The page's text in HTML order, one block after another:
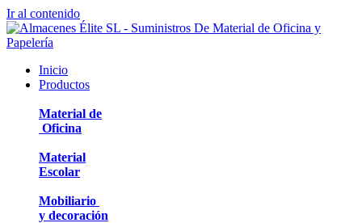
Ir al contenido
Inicio
Productos
Material de
Oficina
Material
Escolar
Mobiliario
y decoración